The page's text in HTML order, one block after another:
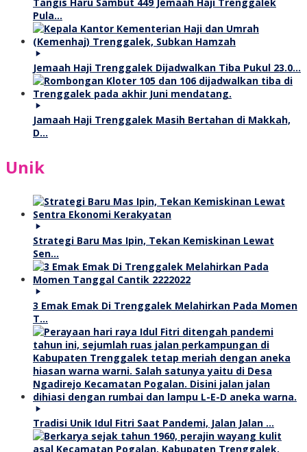
Pula…
Jemaah Haji Trenggalek Dijadwalkan Tiba Pukul 23.0…
Jamaah Haji Trenggalek Masih Bertahan di Makkah,
D…
Unik
Strategi Baru Mas Ipin, Tekan Kemiskinan Lewat
Sen…
3 Emak Emak Di Trenggalek Melahirkan Pada Momen
T…
Tradisi Unik Idul Fitri Saat Pandemi, Jalan Jalan …